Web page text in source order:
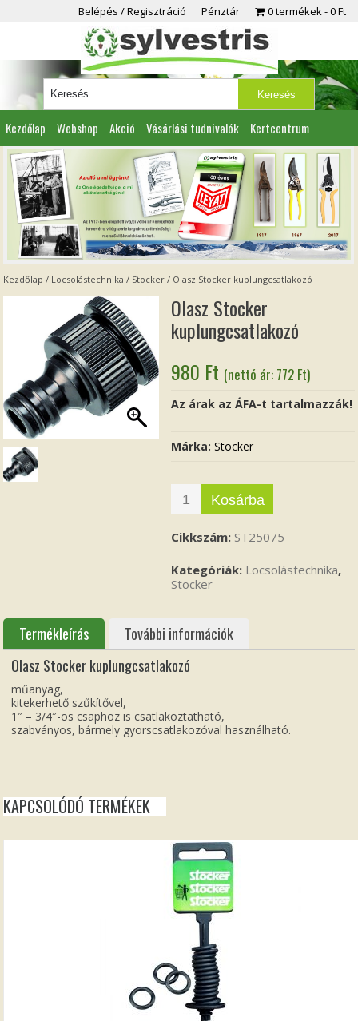
Belépés / Regisztráció Pénztár 0 termékek 0 Ft
Kezdőlap Webshop Akció Vásárlási tudnivalók Kertcentrum
Viszonteladóknak Partnereink Kapcsolat
Kezdőlap / Locsolástechnika / Stocker / Olasz Stocker kuplungcsatlakozó
Olasz Stocker
kuplungcsatlakozó
980 Ft (nettó ár: 772 Ft)
Az árak az ÁFA-t tartalmazzák!
Márka:Stocker
Kosárba
Cikkszám: ST25075
Kategóriák: Locsolástechnika,
Stocker
Termékleírás
További információk
Olasz Stocker kuplungcsatlakozó
műanyag,
kitekerhető szűkítővel,
1″ – 3/4″-os csaphoz is csatlakoztatható,
szabványos, bármely gyorscsatlakozóval használható.
KAPCSOLÓDÓ TERMÉKEK